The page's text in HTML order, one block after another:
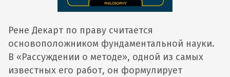
Рене Декарт по праву считается
основоположником фундаментальной науки.
В «Рассуждении о методе», одной из самых
известных его работ, он формулирует